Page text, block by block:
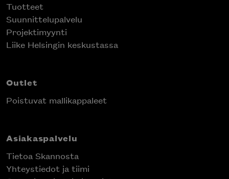
Tuotteet
Suunnittelupalvelu
Projektimyynti
Liike Helsingin keskustassa
Outlet
Poistuvat mallikappaleet
Asiakaspalvelu
Tietoa Skannosta
Yhteystiedot ja tiimi